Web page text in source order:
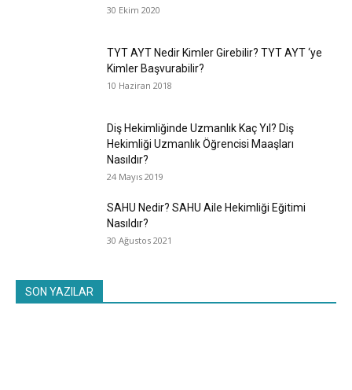
30 Ekim 2020
TYT AYT Nedir Kimler Girebilir? TYT AYT ‘ye
Kimler Başvurabilir?
10 Haziran 2018
Diş Hekimliğinde Uzmanlık Kaç Yıl? Diş
Hekimliği Uzmanlık Öğrencisi Maaşları
Nasıldır?
24 Mayıs 2019
SAHU Nedir? SAHU Aile Hekimliği Eğitimi
Nasıldır?
30 Ağustos 2021
SON YAZILAR